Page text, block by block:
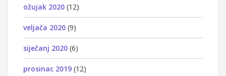
ožujak 2020 (12)
veljača 2020 (9)
siječanj 2020 (6)
prosinac 2019 (12)